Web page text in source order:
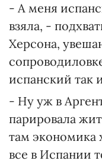
- А меня
взяла, -
Херсона,
испанский так
- Ну уж в
парировала
там экономика
все в Испании